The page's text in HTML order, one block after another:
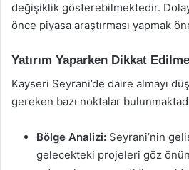
değişiklik gösterebilmektedir.
önce piyasa araştırması yapmak
Yatırım Yaparken Dikkat
Kayseri Seyrani’de daire almayı
gereken bazı noktalar
Bölge Analizi: Seyrani’nin
gelecekteki projeleri göz